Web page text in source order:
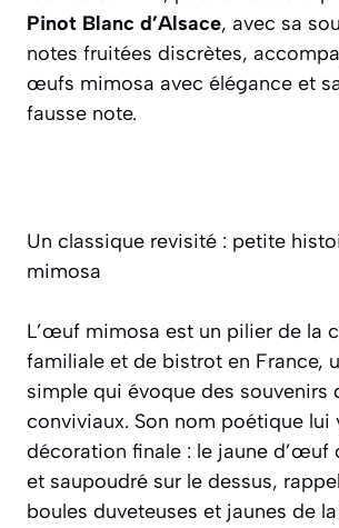
Pinot Blanc d’Alsace, avec sa
notes fruitées discrètes,
œufs mimosa avec élégance et
fausse note.
Un classique revisité : petite
mimosa
L’œuf mimosa est un pilier de la
familiale et de bistrot en France,
simple qui évoque des souvenirs
conviviaux. Son nom poétique lui
décoration finale : le jaune d’œuf
et saupoudré sur le dessus,
boules duveteuses et jaunes de